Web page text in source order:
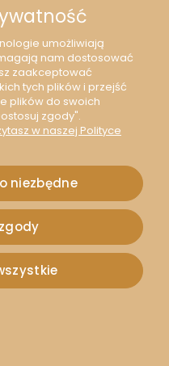
20cm 5mb
umożliwiają
nam dostosować
zaakceptować
tych plików i przejść
plików do swoich
zgody".
w naszej Polityce
niezbędne